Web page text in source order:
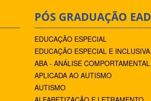
PÓS GRADUAÇÃO EAD
EDUCAÇÃO ESPECIAL
EDUCAÇÃO ESPECIAL E INCLUSIVA
ABA - ANÁLISE COMPORTAMENTAL
APLICADA AO AUTISMO
AUTISMO